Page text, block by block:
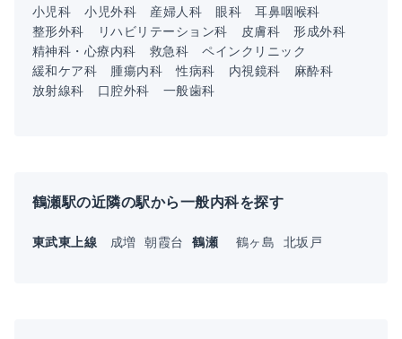
小児科
小児外科 産婦人科 眼科
耳鼻咽喉科
整形外科
リハビリテーション科 皮膚科
形成外科
精神科・心療内科
救急科
ペインクリニック
緩和ケア科
腫瘍内科 性病科 内視鏡科
麻酔科
放射線科
口腔外科 一般歯科
鶴瀬駅の近隣の駅から一般内科を探す
東武東上線 成増 朝霞台 鶴瀬 鶴ヶ島 北坂戸